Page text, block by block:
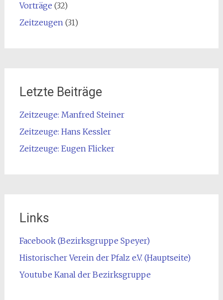
Vorträge (32)
Zeitzeugen(31)
Letzte Beiträge
Zeitzeuge: Manfred Steiner
Zeitzeuge: Hans Kessler
Zeitzeuge: Eugen Flicker
Links
Facebook (Bezirksgruppe Speyer)
Historischer Verein der Pfalz e.V. (Hauptseite)
Youtube Kanal der Bezirksgruppe